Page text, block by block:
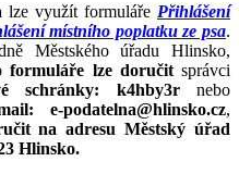
lze využít formuláře Přihlášení
místního poplatku ze psa.
Městského úřadu Hlinsko,
formuláře lze doručitsprávci
schránky: k4hby3rnebo
e-podatelna@hlinsko.cz,
na adresu Městský úřad
Hlinsko.